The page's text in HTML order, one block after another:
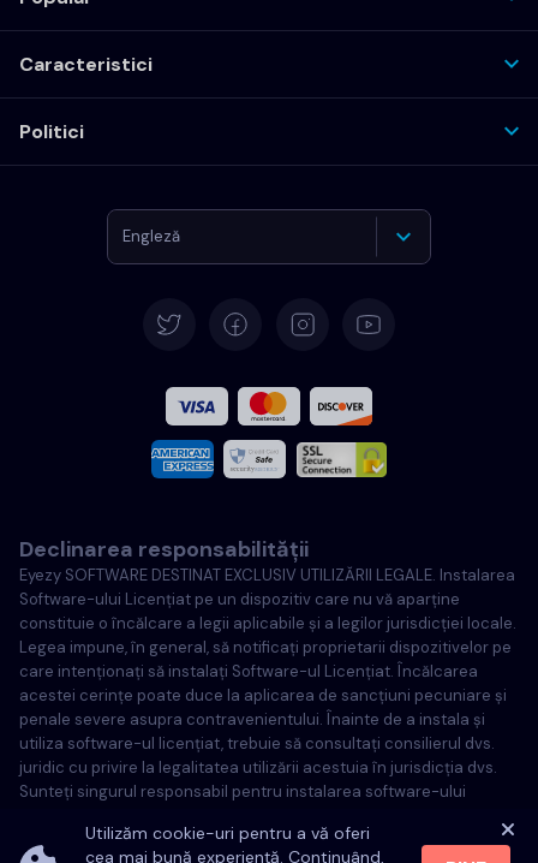
Utilizăm cookie-uri pentru a vă oferi
cea mai bună experiență. Continuând,
Caracteristici
Politici
Engleză
Français
Italiană
Portugheză
Türkçe
Poloneză
Declinarea responsabilității
Eyezy SOFTWARE DESTINAT EXCLUSIV UTILIZĂRII LEGALE. Instalarea
Software-ului Licențiat pe un dispozitiv care nu vă aparține
constituie o încălcare a legii aplicabile și a legilor jurisdicției locale.
Legea impune, în general, să notificați proprietarii dispozitivelor pe
care intenționați să instalați Software-ul Licențiat. Încălcarea
acestei cerințe poate duce la aplicarea de sancțiuni pecuniare și
penale severe asupra contravenientului. Înainte de a instala și
utiliza software-ul licențiat, trebuie să consultați consilierul dvs.
juridic cu privire la legalitatea utilizării acestuia în jurisdicția dvs.
Sunteți singurul responsabil pentru instalarea software-ului
poate fi tras la răspundere.